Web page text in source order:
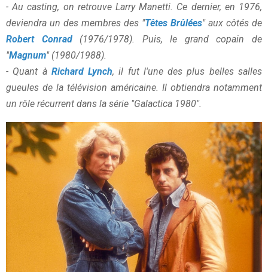
- Au casting, on retrouve Larry Manetti. Ce dernier, en 1976,
deviendra un des membres des "Têtes Brûlées" aux côtés de
Robert Conrad(1976/1978). Puis, le grand copain de
"Magnum" (1980/1988).
- Quant à Richard Lynch, il fut l'une des plus belles salles
gueules de la télévision américaine. Il obtiendra notamment
un rôle récurrent dans la série "Galactica 1980".